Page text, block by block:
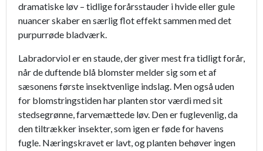
dramatiske løv – tidlige forårsstauder i hvide eller gule
nuancer skaber en særlig flot effekt sammen med det
purpurrøde bladværk.
Labradorviol er en staude, der giver mest fra tidligt forår,
når de duftende blå blomster melder sig som et af
sæsonens første insektvenlige indslag. Men også uden
for blomstringstiden har planten stor værdi med sit
stedsegrønne, farvemættede løv. Den er fuglevenlig, da
den tiltrækker insekter, som igen er føde for havens
fugle. Næringskravet er lavt, og planten behøver ingen